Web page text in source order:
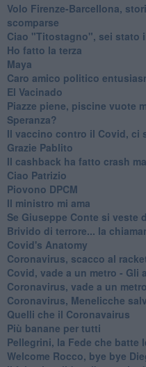
Volo Firenze-Barcellona,
scomparse
Ciao "Titostagno", sei stato
Ho fatto la terza
Maya
Caro amico politico
El Vacinado
Piazze piene, piscine vuote
Speranza?
​Il vaccino contro il Covid, ci
Grazie Pablito
Il cashback ha fatto crash
Ciao Patrizio
Piovono DPCM
Il ministro mi ama
Se Giuseppe Conte si veste
Brivido di terrore... la
Covid's Anatomy
Coronavirus, scacco al
Covid, vade a un metro - Gli
Coronavirus, vade a un
Coronavirus, Menelicche
Quelli che il Coronavairus
Più banane per tutti
Pellegrini, la Fede che batte
Welcome Rocco, bye bye